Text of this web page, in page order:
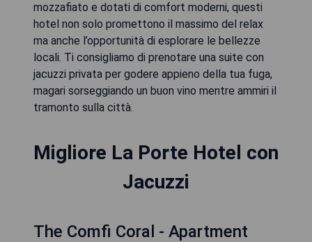
mozzafiato e dotati di comfort moderni, questi
hotel non solo promettono il massimo del relax
ma anche l’opportunità di esplorare le bellezze
locali. Ti consigliamo di prenotare una suite con
jacuzzi privata per godere appieno della tua fuga,
magari sorseggiando un buon vino mentre ammiri il
tramonto sulla città.
Migliore La Porte Hotel con
Jacuzzi
The Comfi Coral - Apartment